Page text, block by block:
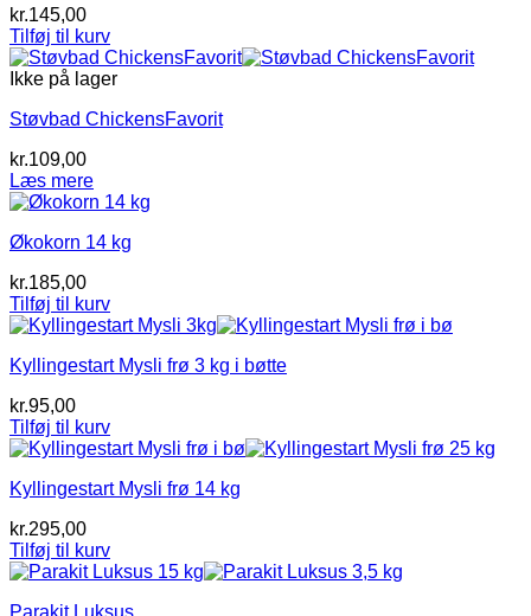
kr.145,00
Tilføj til kurv
Ikke på lager
Støvbad ChickensFavorit
kr.109,00
Læs mere
Økokorn 14 kg
kr.185,00
Tilføj til kurv
Kyllingestart Mysli frø 3 kg i bøtte
kr.95,00
Tilføj til kurv
Kyllingestart Mysli frø 14 kg
kr.295,00
Tilføj til kurv